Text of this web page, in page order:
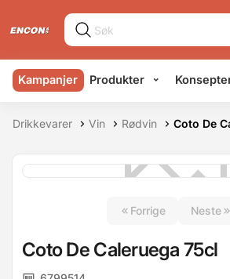
Kampanjer Produkter
Salgskonsepter Info
Drikkevarer Vin Rødvin Coto De
Forrige Neste
Coto De Caleruega 75cl